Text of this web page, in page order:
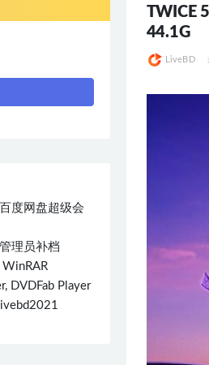
TWICE
44.1G
LiveBD
度网盘超级会
理员补档
DVDFab Player